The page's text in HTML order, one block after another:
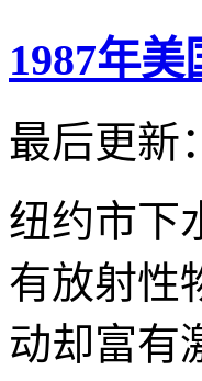
1987年
最后更新
纽约市下
有放射性
动却富有